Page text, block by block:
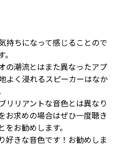
持ちになって感じることので
の潮流とはまた異なったアプ
よく浸れるスピーカーはなか
リリアントな音色とは異なり
お求めの場合はぜひ一度聴き
お勧めします。
好きな音色です！お勧めしま